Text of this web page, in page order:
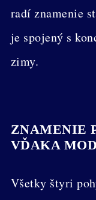
radí znamenie
je spojený s
zimy.
ZNAMENIE
VĎAKA
Všetky štyri